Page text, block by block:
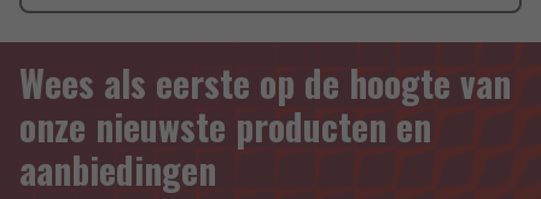
Wees als eerste op de hoogte van
onze nieuwste producten en
aanbiedingen